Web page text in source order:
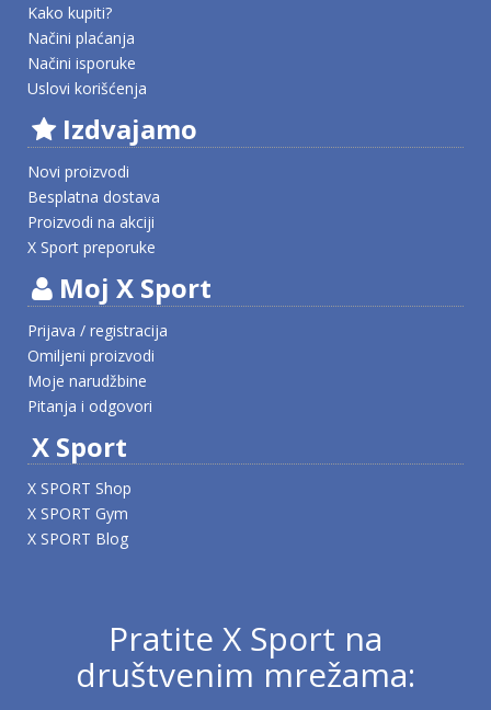
Kako kupiti?
Načini plaćanja
Načini isporuke
Uslovi korišćenja
Izdvajamo
Novi proizvodi
Besplatna dostava
Proizvodi na akciji
X Sport preporuke
Moj X Sport
Prijava / registracija
Omiljeni proizvodi
Moje narudžbine
Pitanja i odgovori
X Sport
X SPORT Shop
X SPORT Gym
X SPORT Blog
Pratite X Sport na
društvenim mrežama: